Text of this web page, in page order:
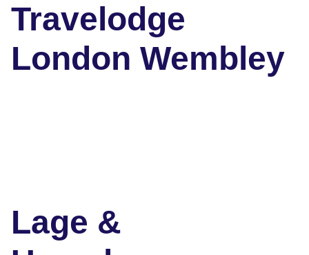
Travelodge
London Wembley
Lage &